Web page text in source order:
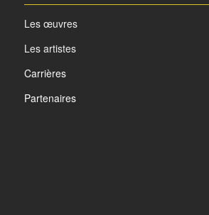
Les œuvres
Les artistes
Carrières
Partenaires